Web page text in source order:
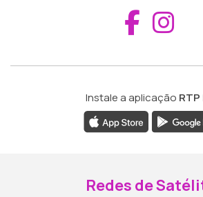
Instale a aplicação
Redes de